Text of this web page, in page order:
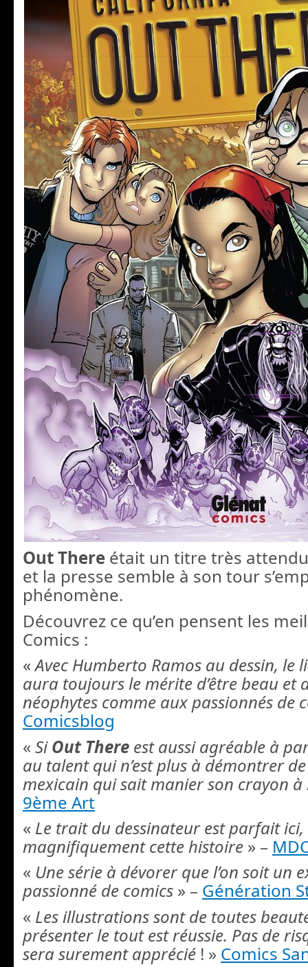
Out There était un titre très
et la presse semble à son tour
phénomène.
Découvrez ce qu’en pensent les
Comics :
«Avec Humberto Ramos au dessin, le
aura toujours le mérite d’être beau et
néophytes comme aux passionnés de
Comicsblog
« SiOut There est aussi agréable à
au talent qui n’est plus à démontrer
mexicain qui sait manier son crayon
9ème Art
« Le trait du dessinateur est parfait ici,
magnifiquement cette histoire » –
« Une série à dévorer que l’on soit un
passionné de comics » – Génération
« Les illustrations sont de toutes
présenter le tout est réussie. Pas de
sera surement apprécié ! » Comics